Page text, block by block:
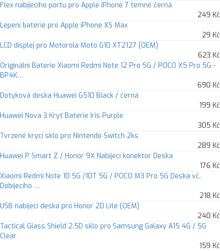
Flex nabíjecího portu pro Apple iPhone 7 temně černá
249 Kč
Lepení baterie pro Apple iPhone XS Max
29 Kč
LCD displej pro Motorola Moto G10 XT2127 (OEM)
623 Kč
Originální Baterie Xiaomi Redmi Note 12 Pro 5G / POCO X5 Pro 5G -
BP4K…
690 Kč
Dotyková deska Huawei G510 Black / černá
199 Kč
Huawei Nova 3 Kryt Baterie Iris Purple
305 Kč
Tvrzené krycí sklo pro Nintendo Switch 2ks
289 Kč
Huawei P Smart Z / Honor 9X Nabíjecí konektor Deska
176 Kč
Xiaomi Redmi Note 10 5G /10T 5G / POCO M3 Pro 5G Deska vč.
Dobíjecího …
218 Kč
USB nabíjecí deska pro Honor 20 Lite (OEM)
240 Kč
Tactical Glass Shield 2.5D sklo pro Samsung Galaxy A15 4G / 5G
Clear
159 Kč